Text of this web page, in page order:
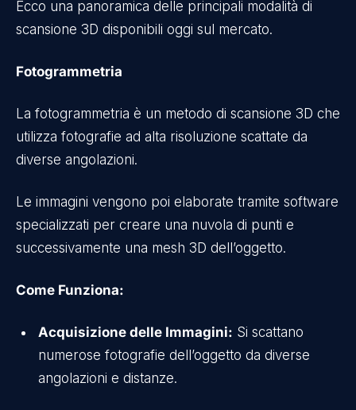
Ecco una panoramica delle principali modalità di
scansione 3D disponibili oggi sul mercato.
Fotogrammetria
La fotogrammetria è un metodo di scansione 3D che
utilizza fotografie ad alta risoluzione scattate da
diverse angolazioni.
Le immagini vengono poi elaborate tramite software
specializzati per creare una nuvola di punti e
successivamente una mesh 3D dell’oggetto.
Come Funziona:
Acquisizione delle Immagini: Si scattano
numerose fotografie dell’oggetto da diverse
angolazioni e distanze.